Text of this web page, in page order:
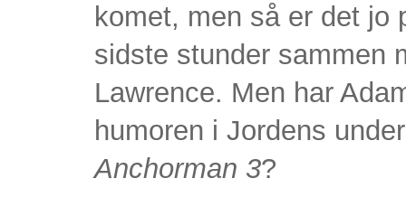
komet, men så er det jo
sidste stunder sammen
Lawrence. Men har
humoren i Jordens
Anchorman 3?